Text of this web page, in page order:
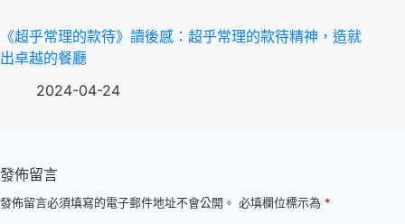
《超乎常理的款待》讀後感：超乎常理的款待精神，造就
出卓越的餐廳
2024-04-24
發佈留言
發佈留言必須填寫的電子郵件地址不會公開。 必填欄位標示為 *